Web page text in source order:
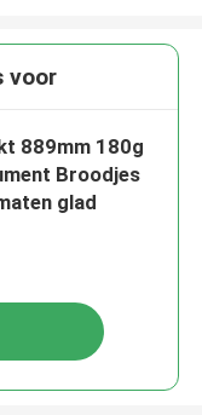
voor
889mm 180g
Broodjes
glad